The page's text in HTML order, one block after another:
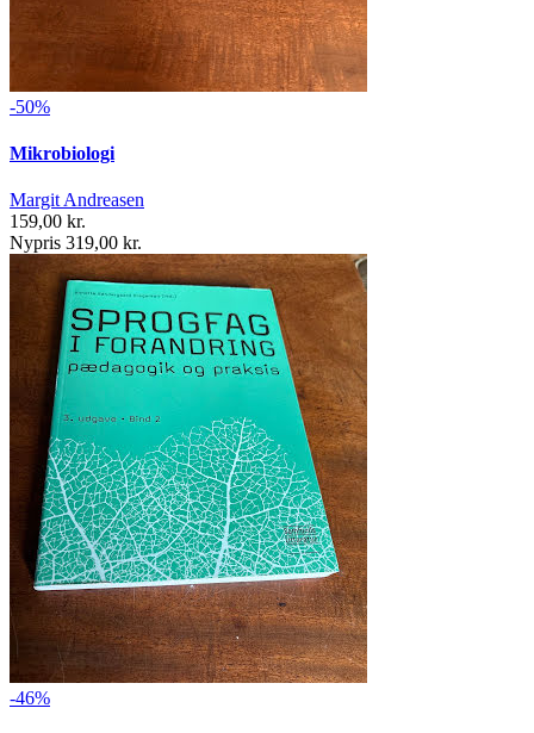
-50%
Mikrobiologi
Margit Andreasen
159,00 kr.
Nypris 319,00 kr.
-46%